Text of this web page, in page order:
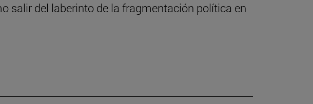
salir del laberinto de la fragmentación política en